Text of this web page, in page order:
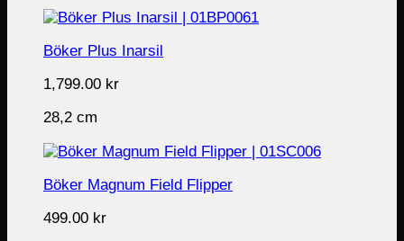
Böker Plus Inarsil
1,799.00 kr
28,2 cm
Böker Magnum Field Flipper
499.00 kr